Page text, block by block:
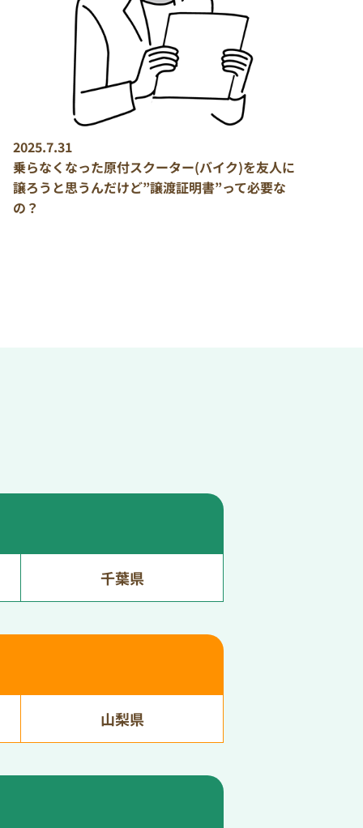
2025.7.31
乗らなくなった原付スクーター(バイク)を友人に
譲ろうと思うんだけど”譲渡証明書”って必要な
の？
千葉県
山梨県